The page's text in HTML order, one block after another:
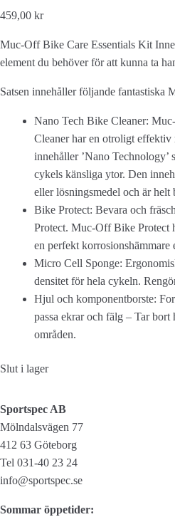
459,00 kr
Muc-Off Bike Care Essentials Kit
element du behöver för att kunna ta
Satsen innehåller följande fantastiska
Nano Tech Bike Cleaner:
Cleaner har en otroligt effektiv
innehåller ’Nano Technology’
cykels känsliga ytor. Den
eller lösningsmedel och är helt
Bike Protect: Bevara och
Protect. Muc-Off Bike Protect
en perfekt korrosionshämmare
Micro Cell Sponge:
densitet för hela cykeln.
Hjul och komponentborste:
passa ekrar och fälg – Tar
områden.
Slut i lager
Sportspec AB
Mölndalsvägen 77
412 63 Göteborg
Tel 031-40 23 24
info@sportspec.se
Sommar öppetider: